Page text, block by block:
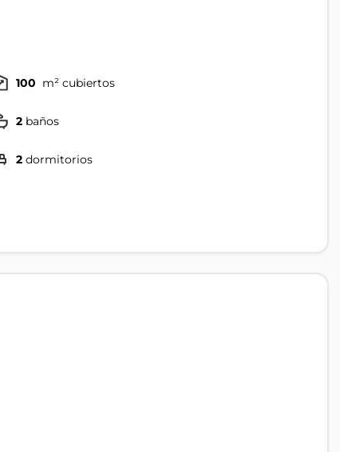
100 m² cubiertos
2 baños
2 dormitorios